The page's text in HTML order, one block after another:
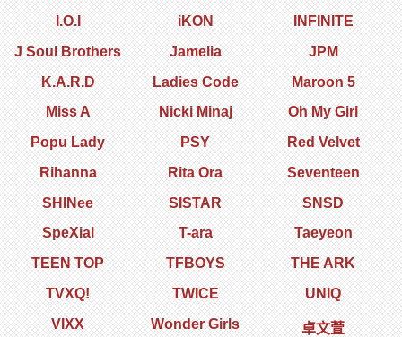
I.O.I
iKON
INFINITE
J Soul Brothers
Jamelia
JPM
K.A.R.D
Ladies Code
Maroon 5
Miss A
Nicki Minaj
Oh My Girl
Popu Lady
PSY
Red Velvet
Rihanna
Rita Ora
Seventeen
SHINee
SISTAR
SNSD
SpeXial
T-ara
Taeyeon
TEEN TOP
TFBOYS
THE ARK
TVXQ!
TWICE
UNIQ
VIXX
Wonder Girls
卓文萱